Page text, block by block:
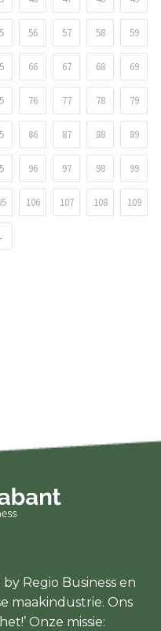
56 57 58 59
66 67 68 69
76 77 78 79
86 87 88 89
96 97 98 99
106 107 108 109
Regio Business en
maakindustrie. Ons
Onze missie: